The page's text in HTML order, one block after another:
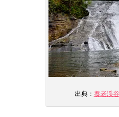
出典： 養老渓